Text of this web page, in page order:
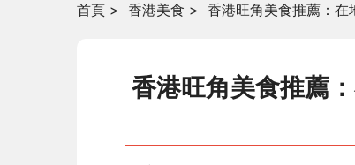
首頁 > 香港美食 > 香港旺角美食推薦：在
香港旺角美食推薦